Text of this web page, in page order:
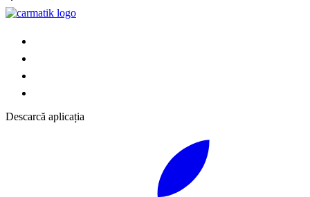
Descarcă aplicația